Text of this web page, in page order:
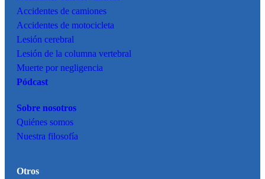
Accidentes de camiones
Accidentes de motocicleta
Lesión cerebral
Lesión de la columna vertebral
Muerte por negligencia
Pódcast
Sobre nosotros
Quiénes somos
Nuestra filosofía
Otros